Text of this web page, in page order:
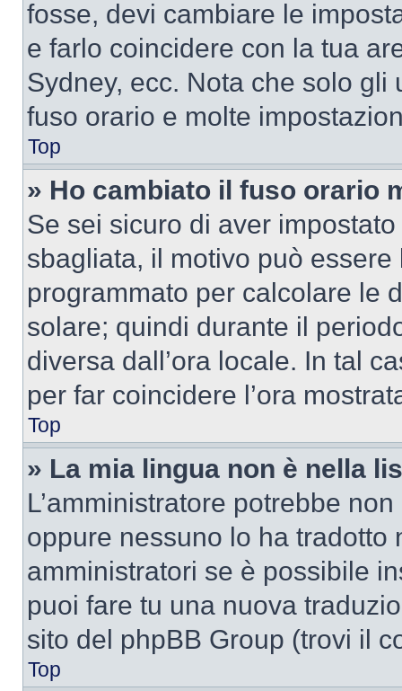
fosse, devi cambiare le
e farlo coincidere con la tua
Sydney, ecc. Nota che solo
fuso orario e molte
Top
» Ho cambiato il fuso orario
Se sei sicuro di aver
sbagliata, il motivo può essere
programmato per calcolare le
solare; quindi durante il
diversa dall’ora locale. In tal
per far coincidere l’ora
Top
» La mia lingua non è nella
L’amministratore potrebbe
oppure nessuno lo ha
amministratori se è possibile
puoi fare tu una nuova
sito del phpBB Group (trovi il
Top